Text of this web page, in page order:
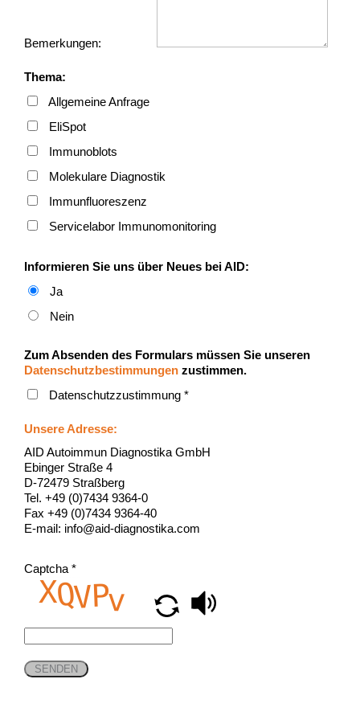
Bemerkungen:
Thema:
Allgemeine Anfrage
EliSpot
Immunoblots
Molekulare Diagnostik
Immunfluoreszenz
Servicelabor Immunomonitoring
Informieren Sie uns über Neues bei AID:
Ja
Nein
Zum Absenden des Formulars müssen Sie unseren
Datenschutzbestimmungen zustimmen.
Datenschutzzustimmung *
Unsere Adresse:
AID Autoimmun Diagnostika GmbH
Ebinger Straße 4
D-72479 Straßberg
Tel. +49 (0)7434 9364-0
Fax +49 (0)7434 9364-40
E-mail: info@aid-diagnostika.com
Captcha *
SENDEN
Statistik Cookies erfassen Informationen anonym.
Besucher unsere Website nutzen.
Name:
mtm_consent_removed, matomo_ignore, matomo_sessid,
_pk_hsr
Anbieter:
Anonyme Website-Statistiken